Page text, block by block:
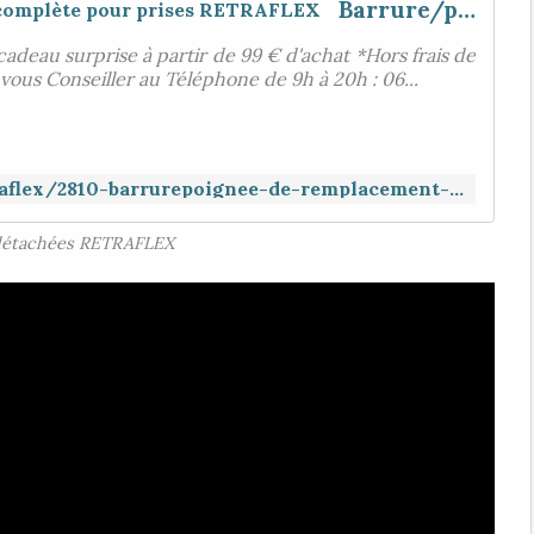
Barrure/poignée de remplacement complète pour prises RETRAFLEX
surprise à partir de 99 € d'achat *Hors frais de
Conseiller au Téléphone de 9h à 20h : 06...
https://www.aspiration-web.fr/retraflex/2810-barrurepoignee-de-remplacement-complete-pour-prises-retraflex.html
RETRAFLEX